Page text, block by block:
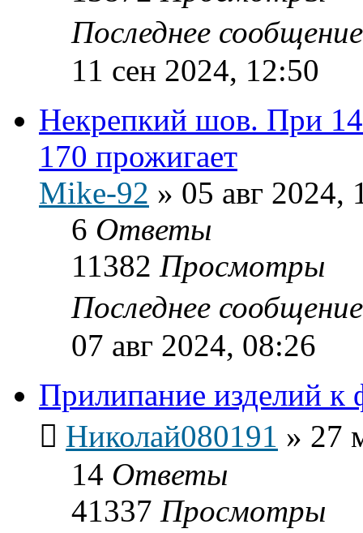
Последнее
11 сен 2024, 12:50
Некрепкий шов. При
170 прожигает
Mike-92 » 05 авг 2024,
6 Ответы
11382 Просмотры
Последнее
07 авг 2024, 08:26
Прилипание изделий к
Николай080191 » 27
14 Ответы
41337 Просмотры